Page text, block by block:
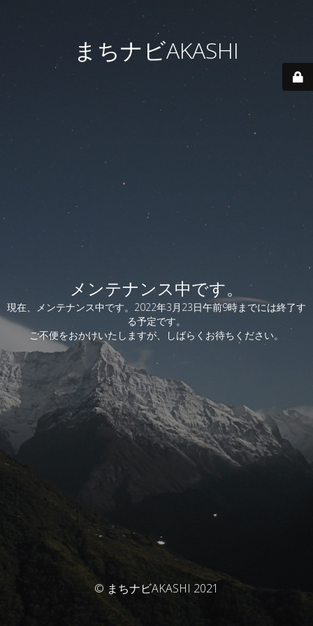
まちナビAKASHI
メンテナンス中です。
現在、メンテナンス中です。2022年3月23日午前9時までには終了す
る予定です。
ご不便をおかけいたしますが、しばらくお待ちください。
© まちナビAKASHI 2021